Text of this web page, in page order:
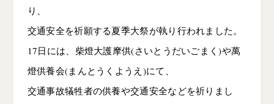
り、
交通安全を祈願する夏季大祭が執り行われました。
17日には、柴燈大護摩供(さいとうだいごまく)や萬
燈供養会(まんとうくようえ)にて、
交通事故犠牲者の供養や交通安全などを祈りまし